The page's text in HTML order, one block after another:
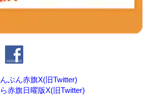
ぶん赤旗X(旧Twitter)
赤旗日曜版X(旧Twitter)